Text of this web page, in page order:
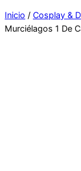
Inicio / Cosplay &
Murciélagos 1 De